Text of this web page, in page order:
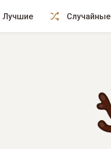
Лучшие Случайные